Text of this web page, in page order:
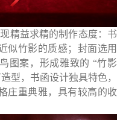
精益求精的制作态度：书
似竹影的质感；封面选用
图案，形成雅致的 “竹影
型，书函设计独具特色，
庄重典雅，具有较高的收